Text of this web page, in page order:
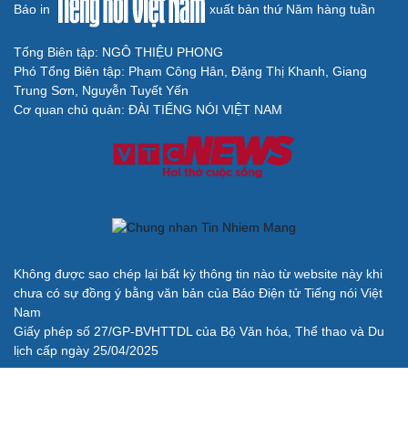
Săn Tour
Đọc truyện đêm khuya
Hạt giống tâm hồn
Báo in xuất bản thứ Năm hàng tuần
Tổng Biên tập: NGÔ THIỆU PHONG
Phó Tổng Biên tập: Phạm Công Hân, Đặng Thị Khanh, Giang
Trung Sơn, Nguyễn Tuyết Yến
Cơ quan chủ quản: ĐÀI TIẾNG NÓI VIỆT NAM
Không được sao chép lại bất kỳ thông tin nào từ website này khi
chưa có sự đồng ý bằng văn bản của Báo Điện tử Tiếng nói Việt
Nam
Giấy phép số 27/GP-BVHTTDL của Bộ Văn hóa, Thể thao và Du
lịch cấp ngày 25/04/2025